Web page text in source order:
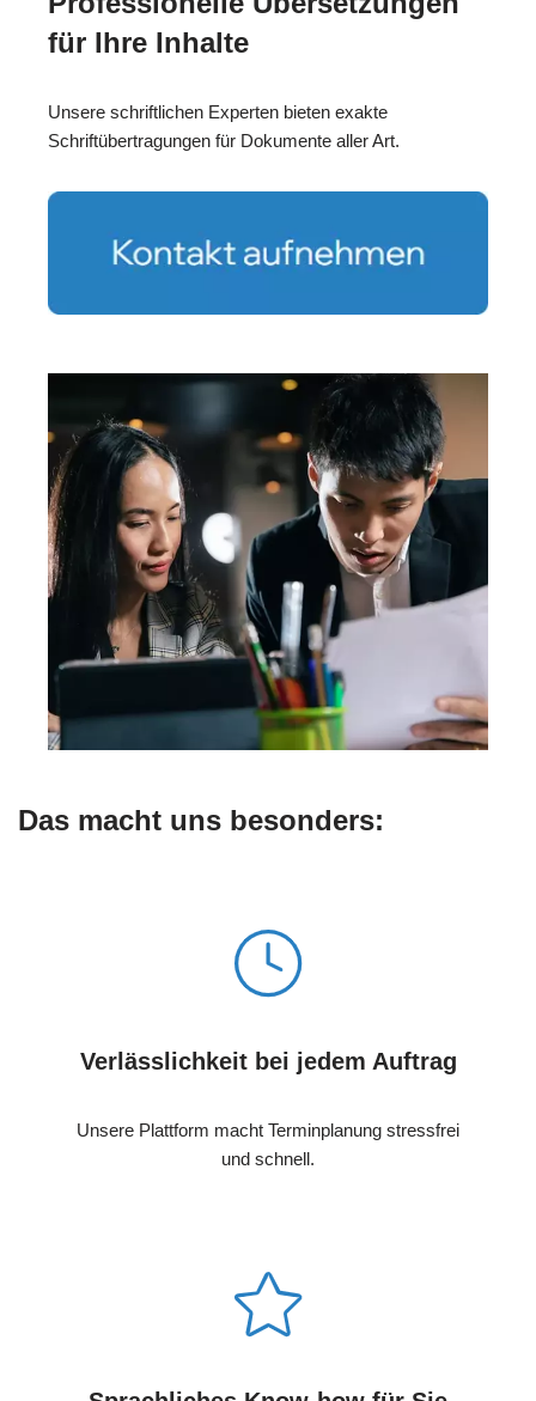
für Ihre Inhalte
Unsere schriftlichen Experten bieten exakte
Schriftübertragungen für Dokumente aller Art.
Das macht uns besonders:
Verlässlichkeit bei jedem Auftrag
Unsere Plattform macht Terminplanung stressfrei
und schnell.